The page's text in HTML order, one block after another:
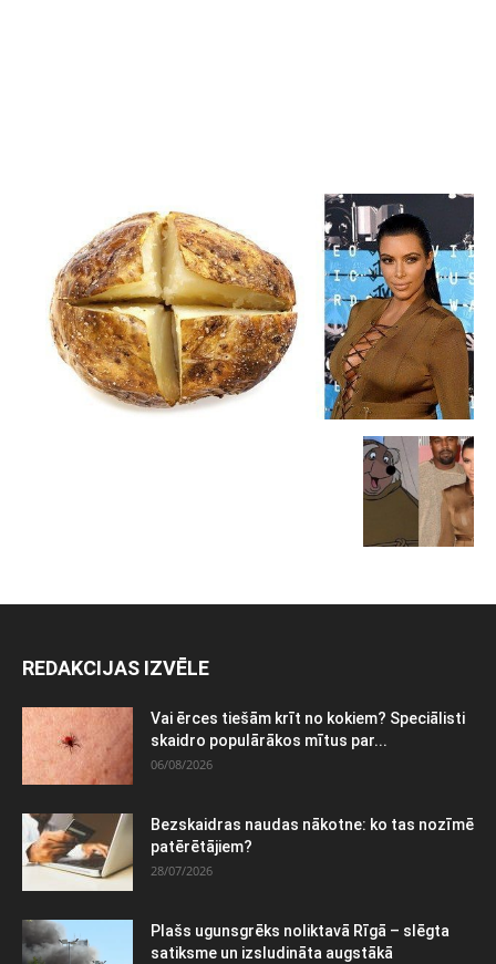
REDAKCIJAS IZVĒLE
Vai ērces tiešām krīt no kokiem? Speciālisti
skaidro populārākos mītus par...
06/08/2026
Bezskaidras naudas nākotne: ko tas nozīmē
patērētājiem?
28/07/2026
Plašs ugunsgrēks noliktavā Rīgā – slēgta
satiksme un izsludināta augstākā